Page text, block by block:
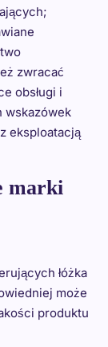
zwracać
obsługi i
wskazówek
eksploatacją
marki
łóżka
może
produktu